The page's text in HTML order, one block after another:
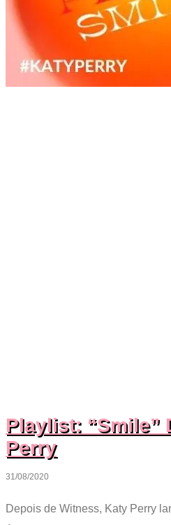
Playlist: “Smile”
Perry
31/08/2020
Depois de Witness, Katy Perry